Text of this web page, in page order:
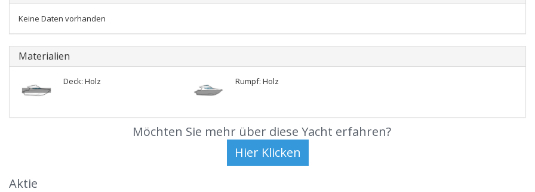
Keine Daten vorhanden
Materialien
Deck: Holz Rumpf: Holz
Möchten Sie mehr über diese Yacht erfahren?
Aktie